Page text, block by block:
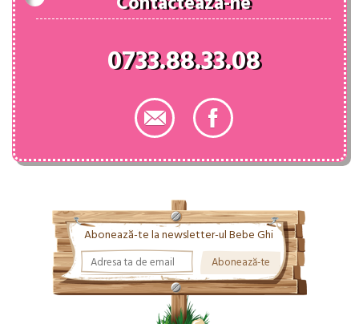
0733.88.33.08
Abonează-te la newsletter-ul Bebe Ghi